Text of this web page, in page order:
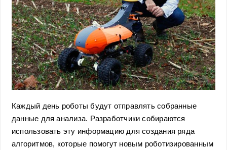
Каждый день роботы будут отправлять собранные
данные для анализа. Разработчики собираются
использовать эту информацию для создания ряда
алгоритмов, которые помогут новым роботизированным